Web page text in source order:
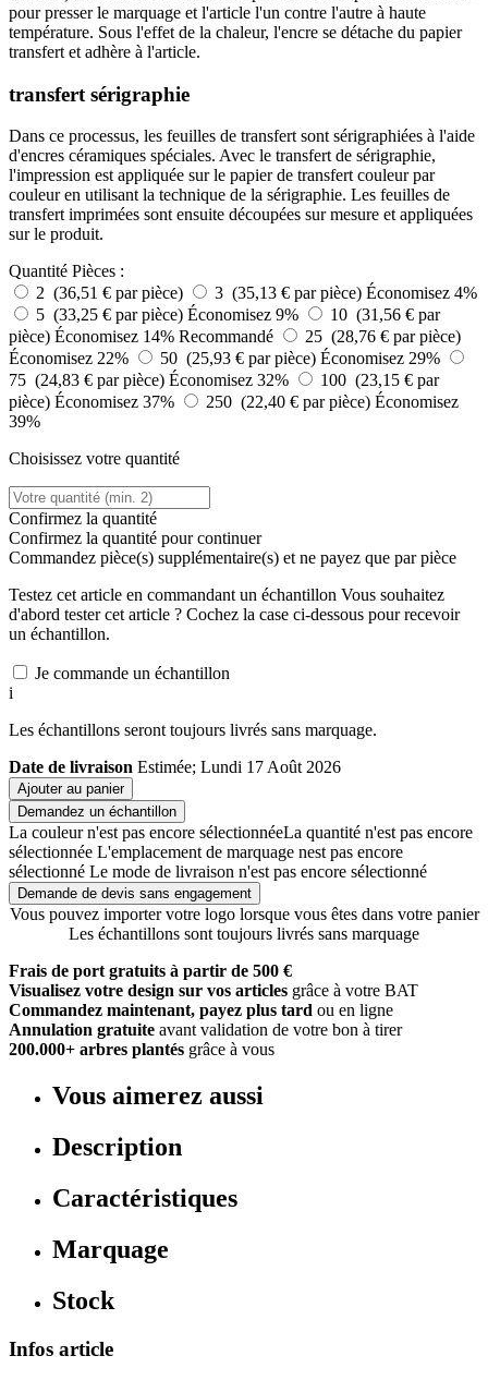
pour presser le marquage et l'article l'un contre l'autre à haute
température. Sous l'effet de la chaleur, l'encre se détache du papier
transfert et adhère à l'article.
transfert sérigraphie
Dans ce processus, les feuilles de transfert sont sérigraphiées à l'aide
d'encres céramiques spéciales. Avec le transfert de sérigraphie,
l'impression est appliquée sur le papier de transfert couleur par
couleur en utilisant la technique de la sérigraphie. Les feuilles de
transfert imprimées sont ensuite découpées sur mesure et appliquées
sur le produit.
Quantité Pièces :
2 (36,51 € par pièce)
3 (35,13 € par pièce) Économisez 4%
5 (33,25 € par pièce) Économisez 9%
10 (31,56 € par
pièce) Économisez 14% Recommandé
25 (28,76 € par pièce)
Économisez 22%
50 (25,93 € par pièce) Économisez 29%
75 (24,83 € par pièce) Économisez 32%
100 (23,15 € par
pièce) Économisez 37% 250 (22,40 € par pièce) Économisez
39%
Choisissez votre quantité
Confirmez la quantité
Confirmez la quantité pour continuer
Commandez pièce(s) supplémentaire(s) et ne payez que par pièce
Testez cet article en commandant un échantillon Vous souhaitez
d'abord tester cet article ? Cochez la case ci-dessous pour recevoir
un échantillon.
Je commande un échantillon
i
Les échantillons seront toujours livrés sans marquage.
Date de livraison Estimée; Lundi 17 Août 2026
Ajouter au panier
Demandez un échantillon
La couleur n'est pas encore sélectionnéeLa quantité n'est pas encore
sélectionnée L'emplacement de marquage nest pas encore
sélectionné Le mode de livraison n'est pas encore sélectionné
Demande de devis sans engagement
Vous pouvez importer votre logo lorsque vous êtes dans votre panier
Les échantillons sont toujours livrés sans marquage
Frais de port gratuits à partir de 500 €
Visualisez votre design sur vos articles grâce à votre BAT
Commandez maintenant, payez plus tard ou en ligne
Annulation gratuite avant validation de votre bon à tirer
200.000+ arbres plantés grâce à vous
Vous aimerez aussi
Description
Caractéristiques
Marquage
Stock
Infos article